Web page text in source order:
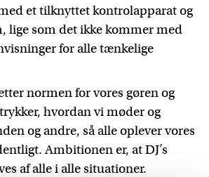
et tilknyttet kontrolapparat og
lige som det ikke kommer med
for alle tænkelige
normen for vores gøren og
hvordan vi møder og
og andre, så alle oplever vores
Ambitionen er, at DJ’s
af alle i alle situationer.